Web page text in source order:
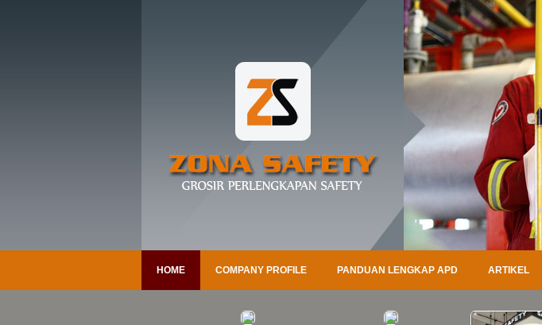
HOME COMPANY PROFILE PANDUAN LENGKAP APD ARTIKEL